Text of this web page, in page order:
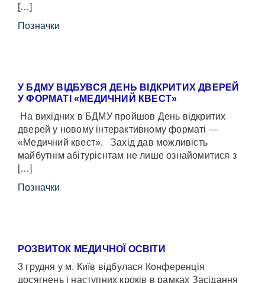
[…]
Позначки
У БДМУ ВІДБУВСЯ ДЕНЬ ВІДКРИТИХ ДВЕРЕЙ
У ФОРМАТІ «МЕДИЧНИЙ КВЕСТ»
На вихідних в БДМУ пройшов День відкритих
дверей у новому інтерактивному форматі —
«Медичний квест». Захід дав можливість
майбутнім абітурієнтам не лише ознайомитися з
[…]
Позначки
РОЗВИТОК МЕДИЧНОЇ ОСВІТИ
3 грудня у м. Київ відбулася Конференція
досягнень і наступних кроків в рамках Засідання